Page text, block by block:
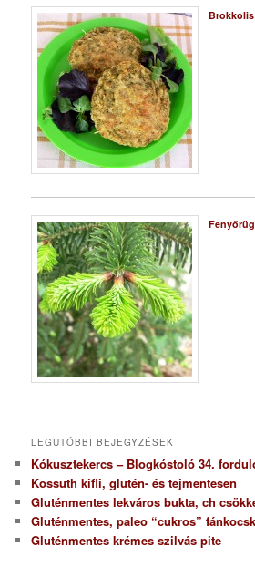
LEGUTÓBBI BEJEGYZÉSEK
Kókusztekercs – Blogkóstoló 34.
Kossuth kifli, glutén- és tejmentesen
Gluténmentes lekváros bukta, ch
Gluténmentes, paleo “cukros”
Gluténmentes krémes szilvás pite